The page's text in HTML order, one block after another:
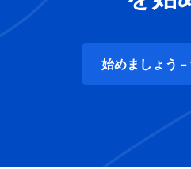
始めましょう -